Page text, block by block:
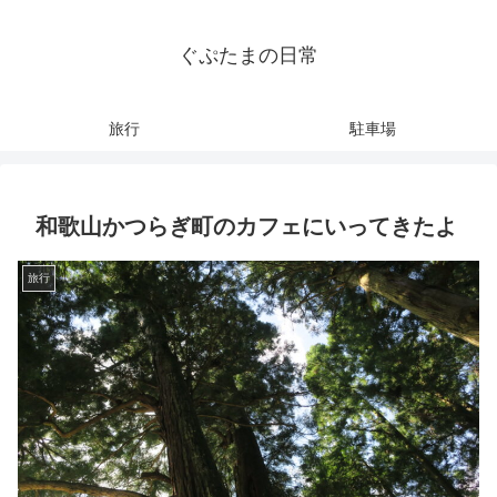
ぐぷたまの日常
旅行 駐車場
和歌山かつらぎ町のカフェにいってきたよ
旅行